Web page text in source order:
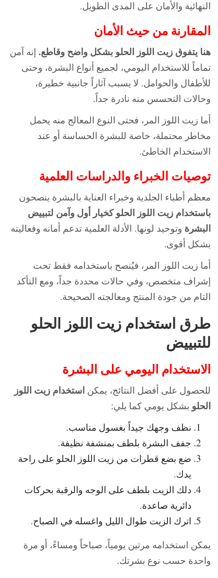
النهائية والأمان على المدى الطويل.
المقارنة من حيث الأمان
هنا يتفوق زيت اللوز الحلو بشكل واضح وقاطع. إنه آمن
تماماً للاستخدام اليومي، لجميع أنواع البشرة، وحتى
للأطفال والحوامل. لا يسبب آثاراً جانبية خطيرة،
وحالات التحسس منه نادرة جداً.
أما زيت اللوز المر، فحتى النوع المعالج منه يحمل
مخاطر محتملة، خاصة للبشرة الحساسة أو عند
الاستخدام الخاطئ.
توصيات الخبراء والدراسات العلمية
معظم أطباء الجلدية وخبراء العناية بالبشرة ينصحون
باستخدام زيت اللوز الحلو كخيار أول وآمن لتبييض
البشرة وتوحيد لونها. الأدلة العلمية تدعم أمانه وفعاليته
بشكل أقوى.
أما زيت اللوز المر، فيُنصح باستخدامه فقط تحت
إشراف متخصص، وفي حالات محددة جداً، ومع التأكد
التام من جودة المنتج ومعالجته الصحيحة.
طرق استخدام زيت اللوز الحلو
للتبييض
الاستخدام اليومي على البشرة
للحصول على أفضل النتائج، يمكن استخدام زيت اللوز
الحلو بشكل يومي كما يلي:
نظف وجهك جيداً بغسول مناسب.
جفف البشرة بلطف بمنشفة نظيفة.
ضع بضع قطرات من زيت اللوز الحلو على راحة
يدك.
دلك الزيت بلطف على الوجه والرقبة بحركات
دائرية صاعدة.
اترك الزيت طوال الليل واغسله في الصباح.
يمكن استخدامه مرتين يومياً، صباحاً ومساءً، أو مرة
واحدة حسب نوع بشرتك.